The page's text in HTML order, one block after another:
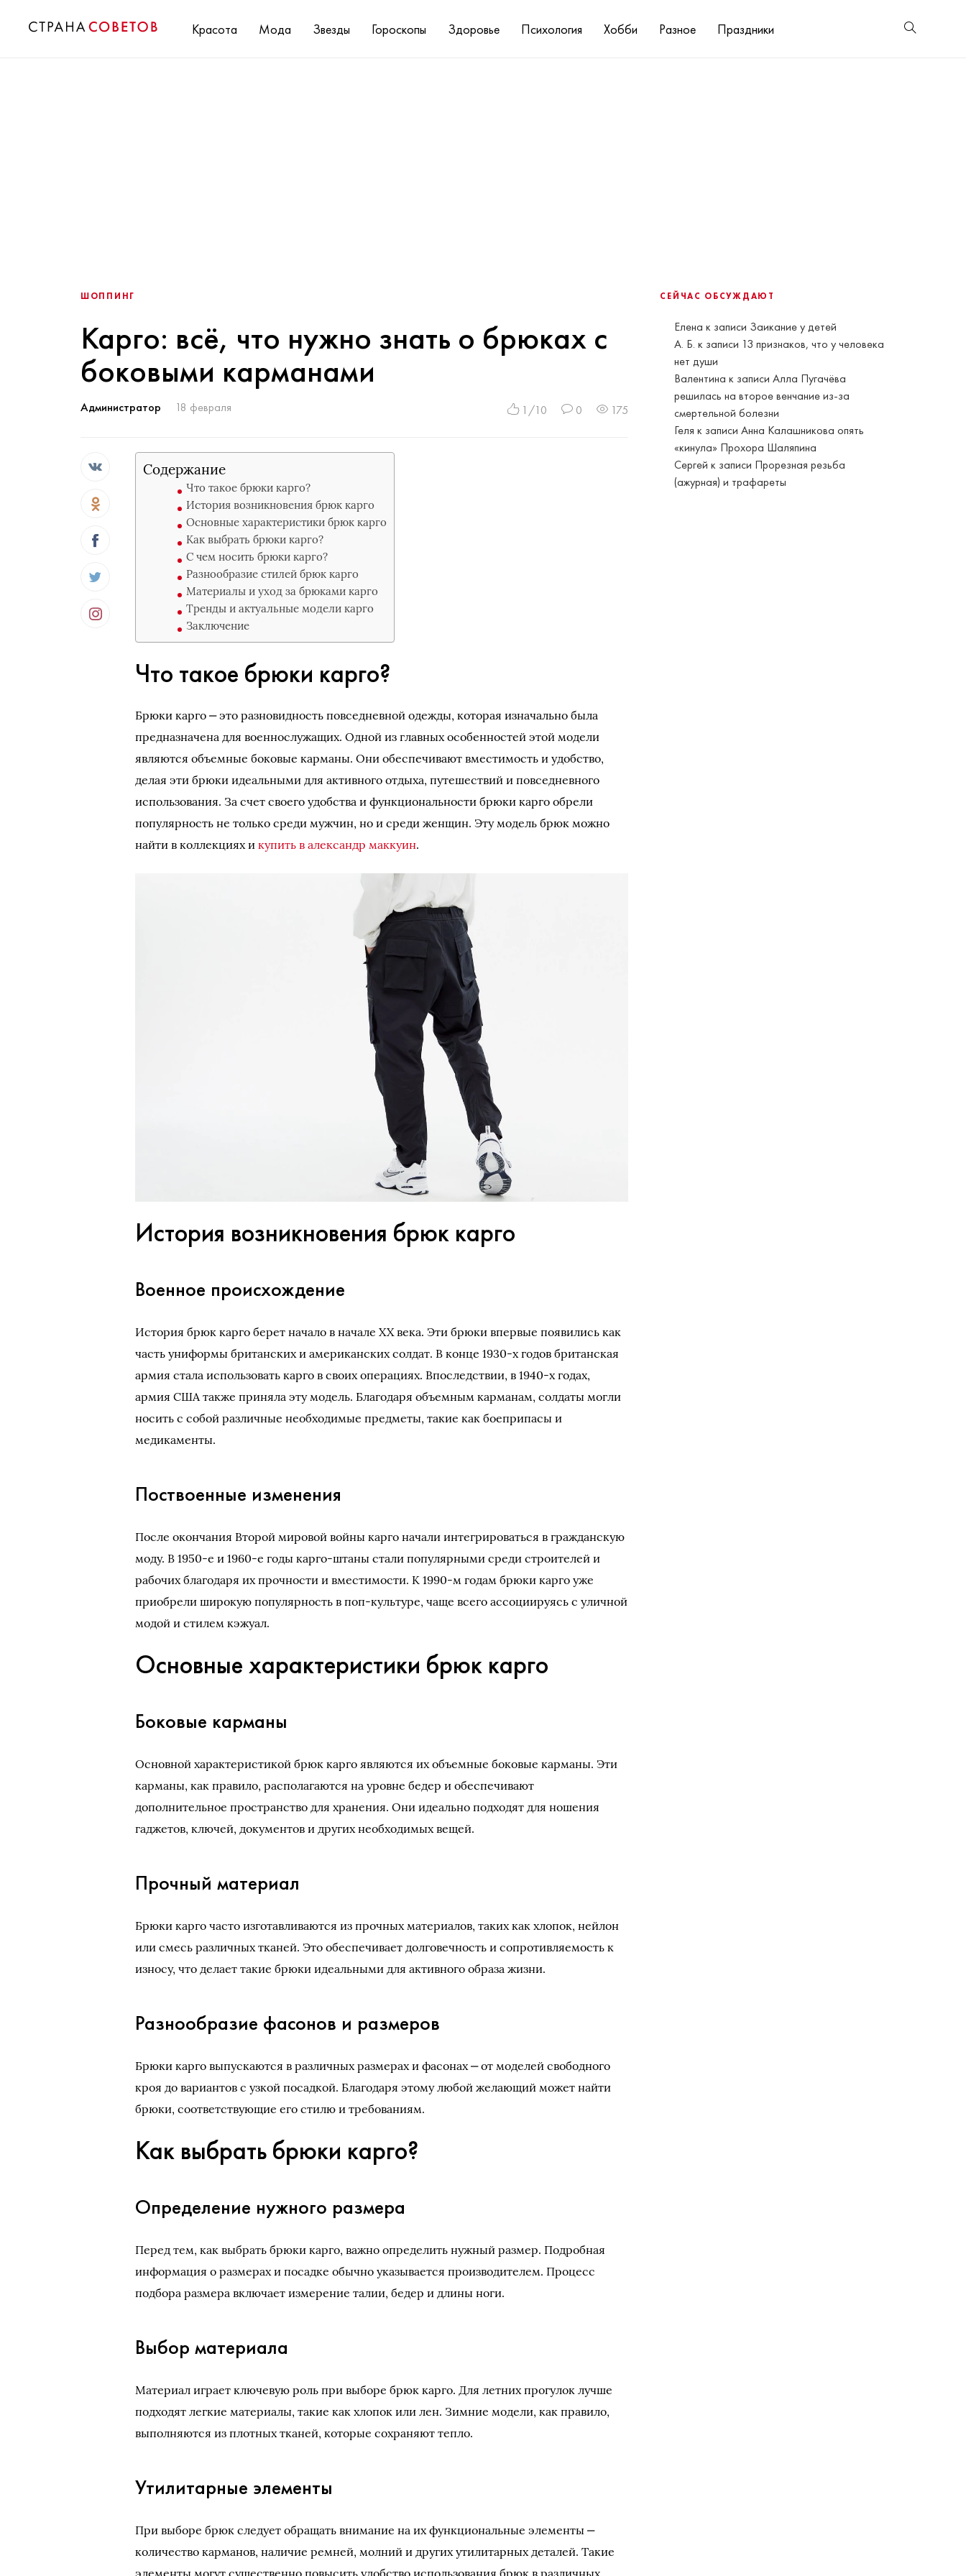
Красота Мода Звезды Гороскопы Здоровье Психология Хобби Разное Праздники
СЕЙЧАС ОБСУЖДАЮТ
Елена к записи Заикание у детей
А. Б. к записи 13 признаков, что у человека
нет души
Валентина к записиАлла Пугачёва
решилась на второе венчание из-за
смертельной болезни
Геля к записиАнна Калашникова опять
«кинула» Прохора Шаляпина
Сергей к записи Прорезная резьба
(ажурная) и трафареты
ШОППИНГ
Карго: всё, что нужно знать о брюках с
боковыми карманами
Администратор 18 февраля 1/10 0 175
Содержание
Что такое брюки карго?
История возникновения брюк карго
Основные характеристики брюк карго
Как выбрать брюки карго?
С чем носить брюки карго?
Разнообразие стилей брюк карго
Материалы и уход за брюками карго
Тренды и актуальные модели карго
Заключение
Что такое брюки карго?
Брюки карго ‒ это разновидность повседневной одежды, которая изначально была
предназначена для военнослужащих. Одной из главных особенностей этой модели
являются объемные боковые карманы. Они обеспечивают вместимость и удобство,
делая эти брюки идеальными для активного отдыха, путешествий и повседневного
использования. За счет своего удобства и функциональности брюки карго обрели
популярность не только среди мужчин, но и среди женщин. Эту модель брюк можно
найти в коллекциях икупить в александр маккуин.
История возникновения брюк карго
Военное происхождение
История брюк карго берет начало в начале XX века. Эти брюки впервые появились как
часть униформы британских и американских солдат. В конце 1930-х годов британская
армия стала использовать карго в своих операциях. Впоследствии, в 1940-х годах,
армия США также приняла эту модель. Благодаря объемным карманам, солдаты могли
носить с собой различные необходимые предметы, такие как боеприпасы и
медикаменты.
Поствоенные изменения
После окончания Второй мировой войны карго начали интегрироваться в гражданскую
моду. В 1950-е и 1960-е годы карго-штаны стали популярными среди строителей и
рабочих благодаря их прочности и вместимости. К 1990-м годам брюки карго уже
приобрели широкую популярность в поп-культуре, чаще всего ассоциируясь с уличной
модой и стилем кэжуал.
Основные характеристики брюк карго
Боковые карманы
Основной характеристикой брюк карго являются их объемные боковые карманы. Эти
карманы, как правило, располагаются на уровне бедер и обеспечивают
дополнительное пространство для хранения. Они идеально подходят для ношения
гаджетов, ключей, документов и других необходимых вещей.
Прочный материал
Брюки карго часто изготавливаются из прочных материалов, таких как хлопок, нейлон
или смесь различных тканей. Это обеспечивает долговечность и сопротивляемость к
износу, что делает такие брюки идеальными для активного образа жизни.
Разнообразие фасонов и размеров
Брюки карго выпускаются в различных размерах и фасонах ‒ от моделей свободного
кроя до вариантов с узкой посадкой. Благодаря этому любой желающий может найти
брюки, соответствующие его стилю и требованиям.
Как выбрать брюки карго?
Определение нужного размера
Перед тем, как выбрать брюки карго, важно определить нужный размер. Подробная
информация о размерах и посадке обычно указывается производителем. Процесс
подбора размера включает измерение талии, бедер и длины ноги.
Выбор материала
Материал играет ключевую роль при выборе брюк карго. Для летних прогулок лучше
подходят легкие материалы, такие как хлопок или лен. Зимние модели, как правило,
выполняются из плотных тканей, которые сохраняют тепло.
Утилитарные элементы
При выборе брюк следует обращать внимание на их функциональные элементы ‒
количество карманов, наличие ремней, молний и других утилитарных деталей. Такие
элементы могут существенно повысить удобство использования брюк в различных